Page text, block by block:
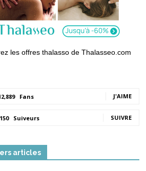
les offres thalasso de Thalasseo.com
Fans J'AIME
Suiveurs SUIVRE
articles